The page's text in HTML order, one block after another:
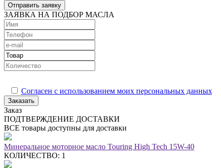
Отправить заявку
ЗАЯВКА НА ПОДБОР МАСЛА
Согласен с использованием моих персональных данных
Заказать
Заказ
ПОДТВЕРЖДЕНИЕ ДОСТАВКИ
ВСЕ товары доступны для доставки
Минеральное моторное масло Touring High Tech 15W-40
КОЛИЧЕСТВО: 1